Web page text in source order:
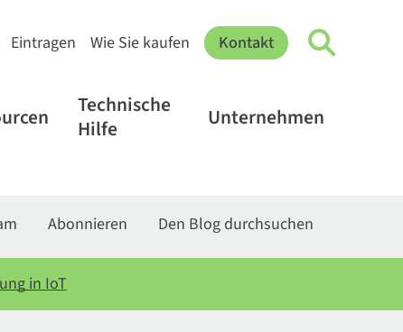
Eintragen Wie Sie kaufen Kontakt
Technische
Hilfe
Unternehmen
Abonnieren Den Blog durchsuchen
in IoT